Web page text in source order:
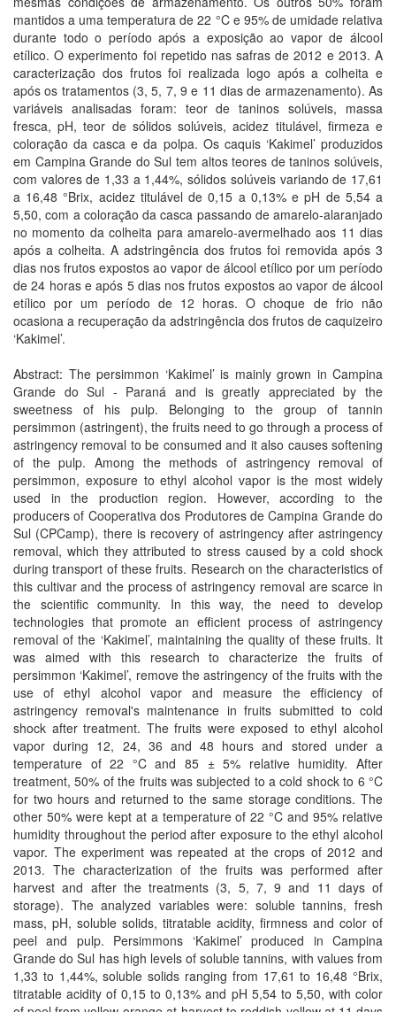
mantidos a uma temperatura de 22 °C e 95% de umidade relativa
durante todo o período após a exposição ao vapor de álcool
etílico. O experimento foi repetido nas safras de 2012 e 2013. A
caracterização dos frutos foi realizada logo após a colheita e
após os tratamentos (3, 5, 7, 9 e 11 dias de armazenamento). As
variáveis analisadas foram: teor de taninos solúveis, massa
fresca, pH, teor de sólidos solúveis, acidez titulável, firmeza e
coloração da casca e da polpa. Os caquis ‘Kakimel’ produzidos
em Campina Grande do Sul tem altos teores de taninos solúveis,
com valores de 1,33 a 1,44%, sólidos solúveis variando de 17,61
a 16,48 °Brix, acidez titulável de 0,15 a 0,13% e pH de 5,54 a
5,50, com a coloração da casca passando de amarelo-alaranjado
no momento da colheita para amarelo-avermelhado aos 11 dias
após a colheita. A adstringência dos frutos foi removida após 3
dias nos frutos expostos ao vapor de álcool etílico por um período
de 24 horas e após 5 dias nos frutos expostos ao vapor de álcool
etílico por um período de 12 horas. O choque de frio não
ocasiona a recuperação da adstringência dos frutos de caquizeiro
‘Kakimel’.
Abstract: The persimmon ‘Kakimel’ is mainly grown in Campina
Grande do Sul - Paraná and is greatly appreciated by the
sweetness of his pulp. Belonging to the group of tannin
persimmon (astringent), the fruits need to go through a process of
astringency removal to be consumed and it also causes softening
of the pulp. Among the methods of astringency removal of
persimmon, exposure to ethyl alcohol vapor is the most widely
used in the production region. However, according to the
producers of Cooperativa dos Produtores de Campina Grande do
Sul (CPCamp), there is recovery of astringency after astringency
removal, which they attributed to stress caused by a cold shock
during transport of these fruits. Research on the characteristics of
this cultivar and the process of astringency removal are scarce in
the scientific community. In this way, the need to develop
technologies that promote an efficient process of astringency
removal of the ‘Kakimel’, maintaining the quality of these fruits. It
was aimed with this research to characterize the fruits of
persimmon ‘Kakimel’, remove the astringency of the fruits with the
use of ethyl alcohol vapor and measure the efficiency of
astringency removal's maintenance in fruits submitted to cold
shock after treatment. The fruits were exposed to ethyl alcohol
vapor during 12, 24, 36 and 48 hours and stored under a
temperature of 22 °C and 85 ± 5% relative humidity. After
treatment, 50% of the fruits was subjected to a cold shock to 6 °C
for two hours and returned to the same storage conditions. The
other 50% were kept at a temperature of 22 °C and 95% relative
humidity throughout the period after exposure to the ethyl alcohol
vapor. The experiment was repeated at the crops of 2012 and
2013. The characterization of the fruits was performed after
harvest and after the treatments (3, 5, 7, 9 and 11 days of
storage). The analyzed variables were: soluble tannins, fresh
mass, pH, soluble solids, titratable acidity, firmness and color of
peel and pulp. Persimmons ‘Kakimel’ produced in Campina
Grande do Sul has high levels of soluble tannins, with values from
1,33 to 1,44%, soluble solids ranging from 17,61 to 16,48 °Brix,
titratable acidity of 0,15 to 0,13% and pH 5,54 to 5,50, with color